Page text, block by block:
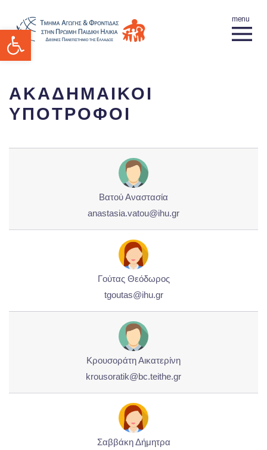
Ανοίξτε τη γραμμή εργαλείων
ΑΚΑΔΗΜΑΙΚΟΙ
ΥΠΟΤΡΟΦΟΙ
Βατού Αναστασία
anastasia.vatou@ihu.gr
Γούτας Θεόδωρος
tgoutas@ihu.gr
Κρουσοράτη Αικατερίνη
krousoratik@bc.teithe.gr
Σαββάκη Δήμητρα